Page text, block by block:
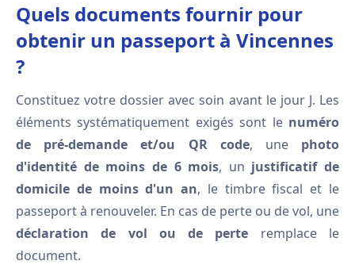
Quels documents fournir pour
obtenir un passeport à Vincennes
?
Constituez votre dossier avec soin avant le jour J. Les
éléments systématiquement exigés sont le numéro
de pré-demande et/ou QR code, une photo
d'identité de moins de 6 mois, un justificatif de
domicile de moins d'un an, le timbre fiscal et le
passeport à renouveler. En cas de perte ou de vol, une
déclaration de vol ou de perte remplace le
document.